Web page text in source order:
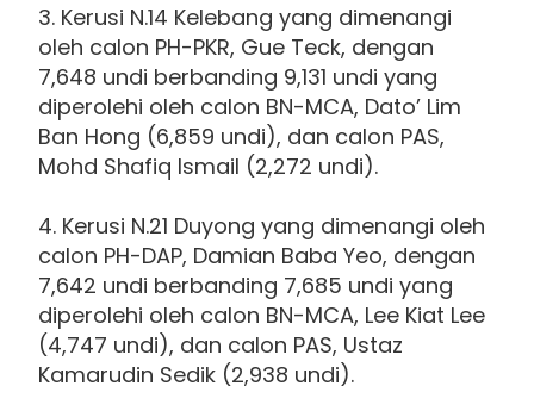
3. Kerusi N.14 Kelebang yang dimenangi
oleh calon PH-PKR, Gue Teck, dengan
7,648 undi berbanding 9,131 undi yang
diperolehi oleh calon BN-MCA, Dato’ Lim
Ban Hong (6,859 undi), dan calon PAS,
Mohd Shafiq Ismail (2,272 undi).
4. Kerusi N.21 Duyong yang dimenangi oleh
calon PH-DAP, Damian Baba Yeo, dengan
7,642 undi berbanding 7,685 undi yang
diperolehi oleh calon BN-MCA, Lee Kiat Lee
(4,747 undi), dan calon PAS, Ustaz
Kamarudin Sedik (2,938 undi).